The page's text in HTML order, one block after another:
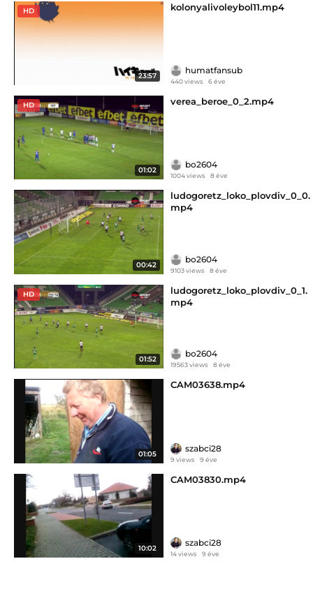
HD
23:57
kolonyalivoleybol11.mp4
humatfansub
440 views 6 éve
HD
01:02
verea_beroe_0_2.mp4
bo2604
1004 views 8 éve
00:42
ludogoretz_loko_plovdiv_0_0.
mp4
bo2604
9103 views 8 éve
HD
01:52
ludogoretz_loko_plovdiv_0_1.
mp4
bo2604
19563 views 8 éve
01:05
CAM03638.mp4
szabci28
9 views 9 éve
10:02
CAM03830.mp4
szabci28
14 views 9 éve